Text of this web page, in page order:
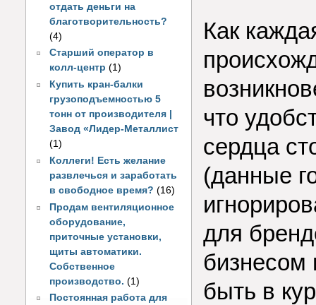
отдать деньги на
благотворительность?
(4)
Старший оператор в
колл-центр (1)
Купить кран-балки
грузоподъемностью 5
тонн от производителя |
Завод «Лидер-Металлист
(1)
Коллеги! Есть желание
развлечься и заработать
в свободное время? (16)
Продам вентиляционное
оборудование,
приточные установки,
щиты автоматики.
Собственное
производство. (1)
Постоянная работа для
Как
что
сердца
(данные
для
бизнесом
быть в